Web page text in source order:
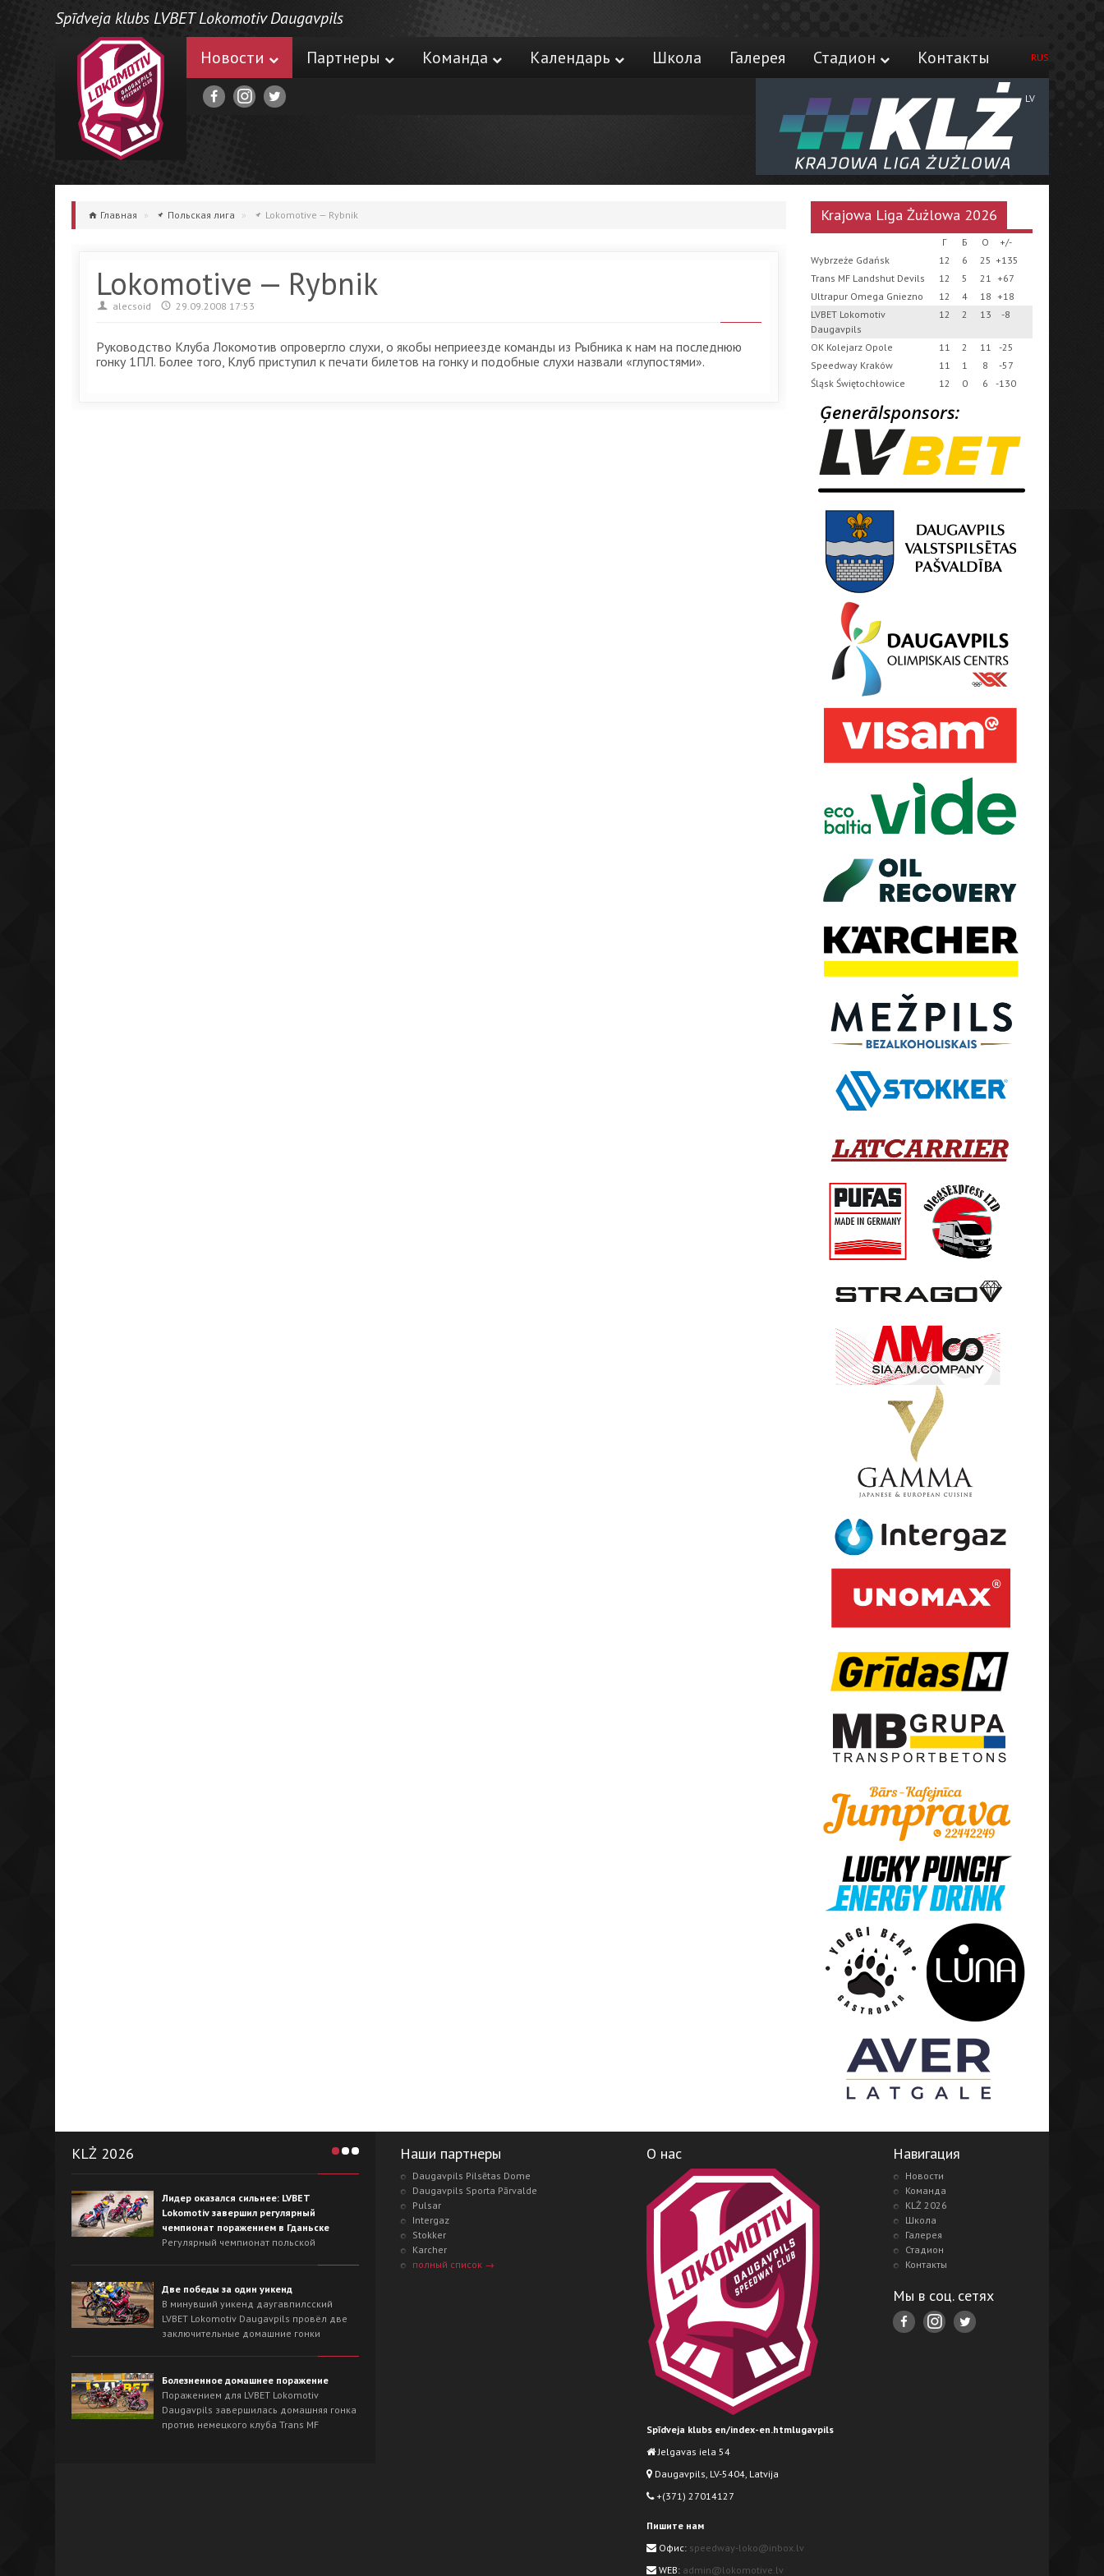
Spīdveja klubs LVBET Lokomotiv Daugavpils
Новости
Партнеры Команда Календарь Школа Галерея Стадион Контакты RUS
LV
Главная » Польская лига » Lokomotive — Rybnik
Lokomotive — Rybnik
alecsoid 29.09.2008 17:53
Руководство Клуба Локомотив опровергло слухи, о якобы неприеезде команды из Рыбника к нам на последнюю
гонку 1ПЛ. Более того, Клуб приступил к печати билетов на гонку и подобные слухи назвали «глупостями».
Krajowa Liga Żużlowa 2026
Г Б О
+/-
Wybrzeże Gdańsk
12 6 25 +135
Trans MF Landshut Devils
12 5 21 +67
Ultrapur Omega Gniezno
12 4 18 +18
LVBET Lokomotiv
Daugavpils
12 2 13 -8
OK Kolejarz Opole 11 2 11
-25
Speedway Kraków
11 1 8
-57
Śląsk Świętochłowice
12 0 6 -130
KLŻ 2026
Лидер оказался сильнее: LVBET
Lokomotiv завершил регулярный
чемпионат поражением в Гданьске
Регулярный чемпионат польской
против лидера сезона - Wybrzeże Gdańsk.
На треке в Гданьске хозяева с первых
заездов захватили инициативу и
одержали победу со счётом 54:36.
Две победы за один уикенд
В минувший уикенд даугавпилсский
LVBET Lokomotiv Daugavpils провёл две
заключительные домашние гонки
домашнем треке наша команда сначала
в невероятно напряжённой борьбе
вырвала победу у OK Kolejarz Opole -
46:44, а на следующий день уверенно
Болезненное домашнее поражение
Поражением для LVBET Lokomotiv
Daugavpils завершилась домашняя гонка
против немецкого клуба Trans MF
Наши партнеры
Daugavpils Pilsētas Dome
Daugavpils Sporta Pārvalde
Pulsar
Intergaz
Stokker
Karcher
полный список →
О нас
Spīdveja klubs en/index-en.htmlugavpils
Jelgavas iela 54
Daugavpils, LV-5404, Latvija
+(371) 27014127
Пишите нам
Офис: speedway-loko@inbox.lv
WEB: admin@lokomotive.lv
Навигация
Новости
Команда
KLŻ 2026
Школа
Галерея
Стадион
Контакты
Мы в соц. сетях